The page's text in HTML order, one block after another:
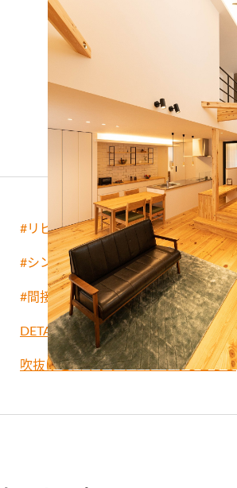
#リビング・ダイニング
#シンプル・ナチュラル #モダン
#間接照明 #吹き抜け
DETAIL HOME（ディテールホーム）
吹抜けとスキップフロアのある暮らし